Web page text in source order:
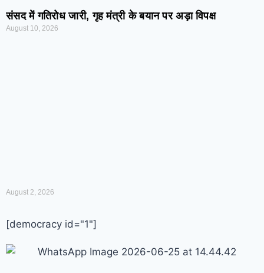
संसद में गतिरोध जारी, गृह मंत्री के बयान पर अड़ा विपक्ष
August 10, 2026
August 2, 2026
[democracy id="1"]